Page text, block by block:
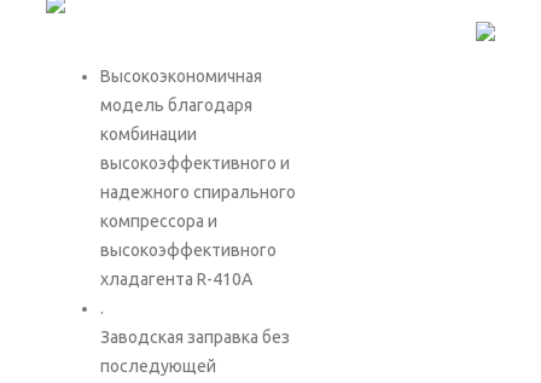
Высокоэкономичная
модель благодаря
комбинации
высокоэффективного и
надежного спирального
компрессора и
высокоэффективного
хладагента R-410A
.
Заводская заправка без
последующей